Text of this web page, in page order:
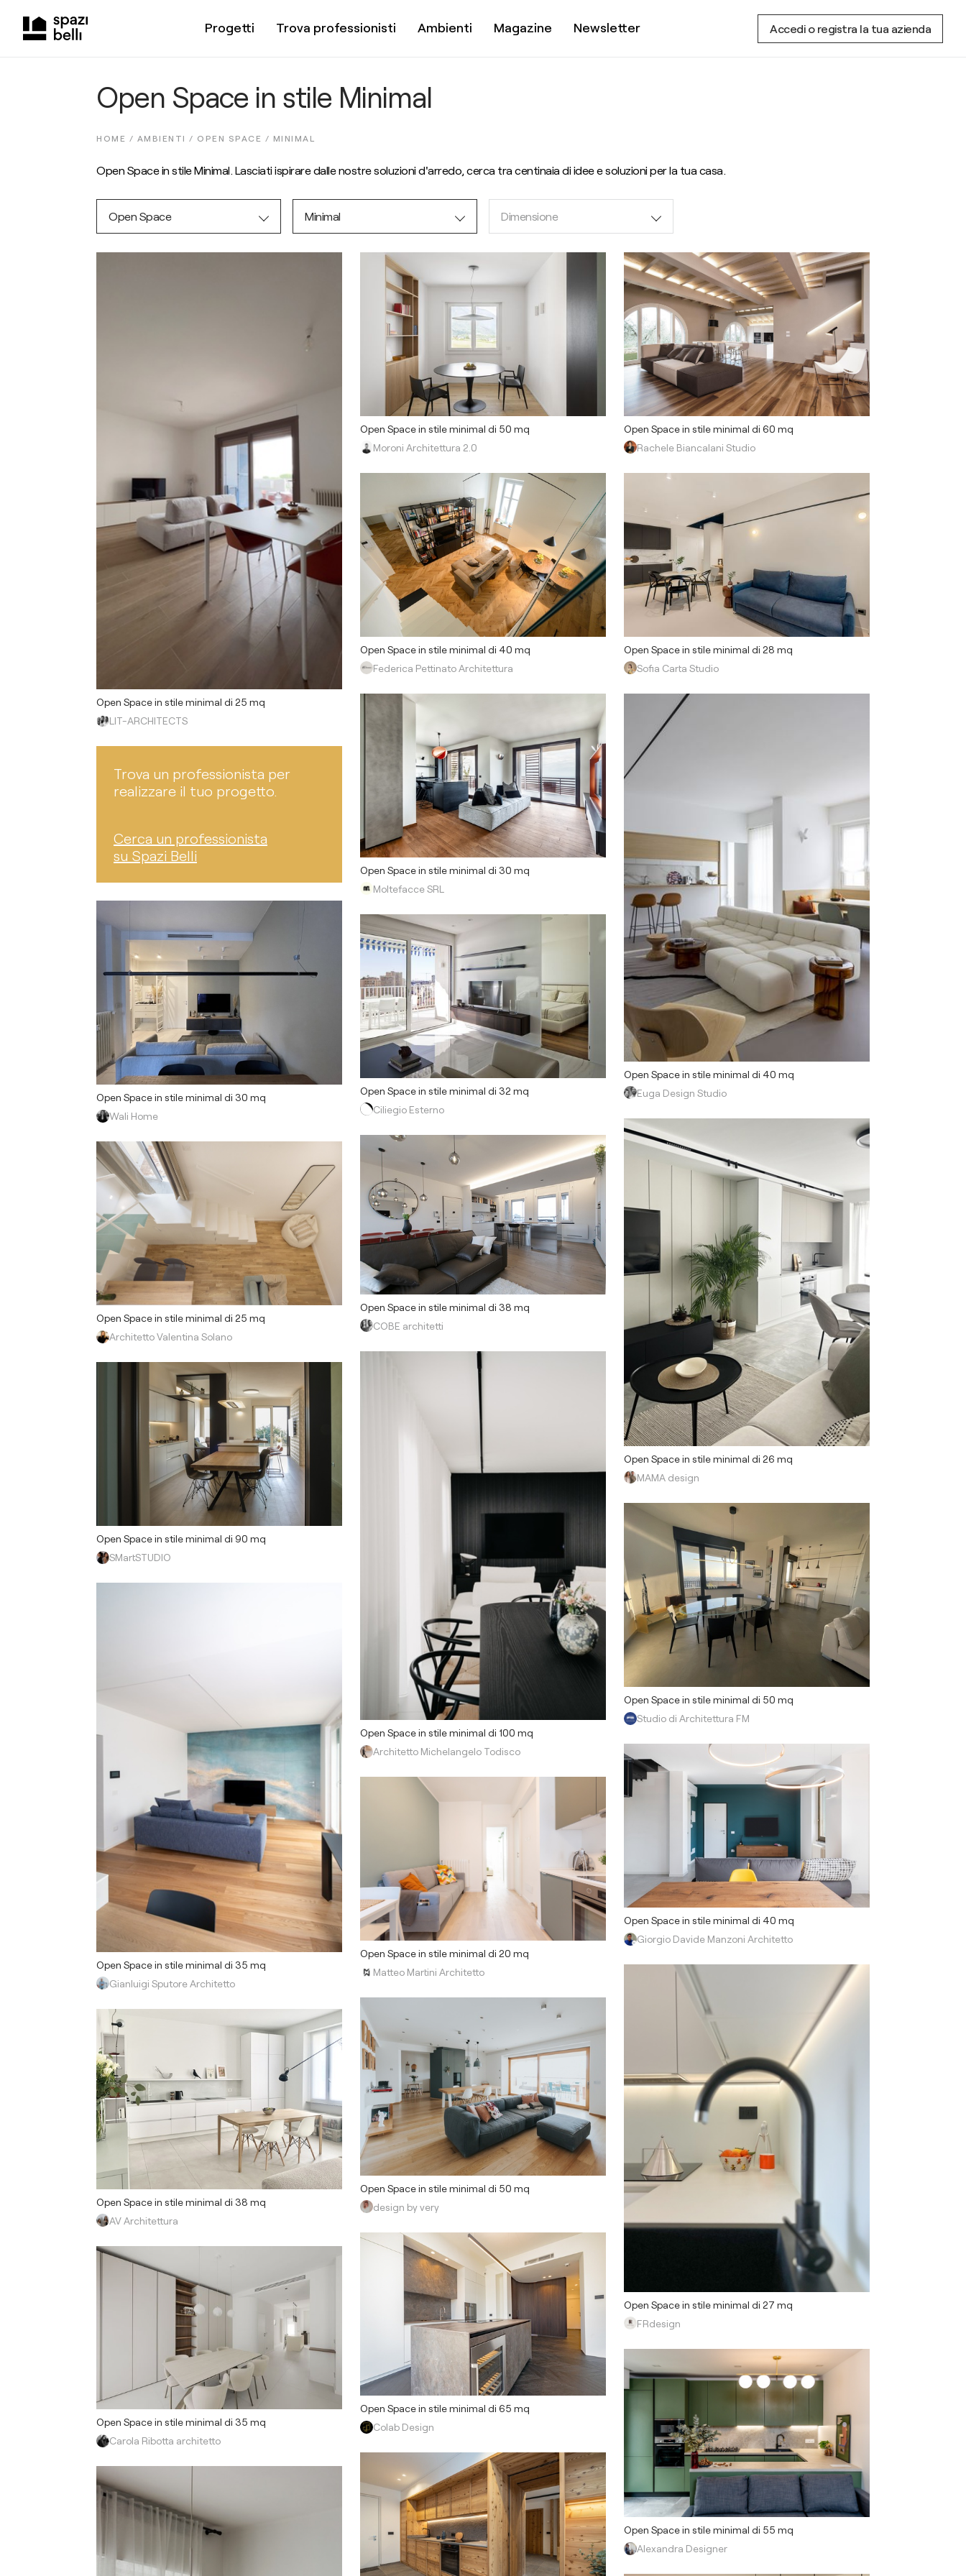
Progetti Trova professionisti Ambienti Magazine Newsletter Accedi o registra la tua azienda
Open Space in stile Minimal
HOME / AMBIENTI / OPEN SPACE / MINIMAL
Open Space in stile Minimal. Lasciati ispirare dalle nostre soluzioni d'arredo, cerca tra centinaia di idee e soluzioni per la tua casa.
Open Space Minimal Dimensione
Open Space in stile minimal di 25 mq
LIT-ARCHITECTS
Trova un professionista per
realizzare il tuo progetto.
Cerca un professionista
su Spazi Belli
Open Space in stile minimal di 30 mq
Wali Home
Open Space in stile minimal di 25 mq
Architetto Valentina Solano
Open Space in stile minimal di 90 mq
SMartSTUDIO
Open Space in stile minimal di 35 mq
Gianluigi Sputore Architetto
Open Space in stile minimal di 38 mq
AV Architettura
Open Space in stile minimal di 35 mq
Carola Ribotta architetto
Open Space in stile minimal di 50 mq
Moroni Architettura 2.0
Open Space in stile minimal di 40 mq
Federica Pettinato Architettura
Open Space in stile minimal di 30 mq
Moltefacce SRL
Open Space in stile minimal di 32 mq
Ciliegio Esterno
Open Space in stile minimal di 38 mq
COBE architetti
Open Space in stile minimal di 100 mq
Architetto Michelangelo Todisco
Open Space in stile minimal di 20 mq
Matteo Martini Architetto
Open Space in stile minimal di 50 mq
design by very
Open Space in stile minimal di 65 mq
Colab Design
Open Space in stile minimal di 60 mq
Rachele Biancalani Studio
Open Space in stile minimal di 28 mq
Sofia Carta Studio
Open Space in stile minimal di 40 mq
Euga Design Studio
Open Space in stile minimal di 26 mq
MAMA design
Open Space in stile minimal di 50 mq
Studio di Architettura FM
Open Space in stile minimal di 40 mq
Giorgio Davide Manzoni Architetto
Open Space in stile minimal di 27 mq
FRdesign
Open Space in stile minimal di 55 mq
Alexandra Designer